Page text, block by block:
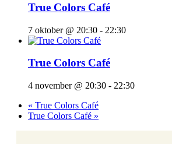
True Colors Café
7 oktober @ 20:30 - 22:30
True Colors Café
4 november @ 20:30 - 22:30
« True Colors Café
True Colors Café »